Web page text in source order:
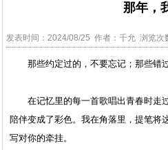
那年，
发表时间：2024/08/25 作者：千允 浏览次
那些约定过的，不要忘记；那些错过
在记忆里的每一首歌唱出青春时走
陪伴变成了彩色。我在角落里，提笔将
写对你的牵挂。